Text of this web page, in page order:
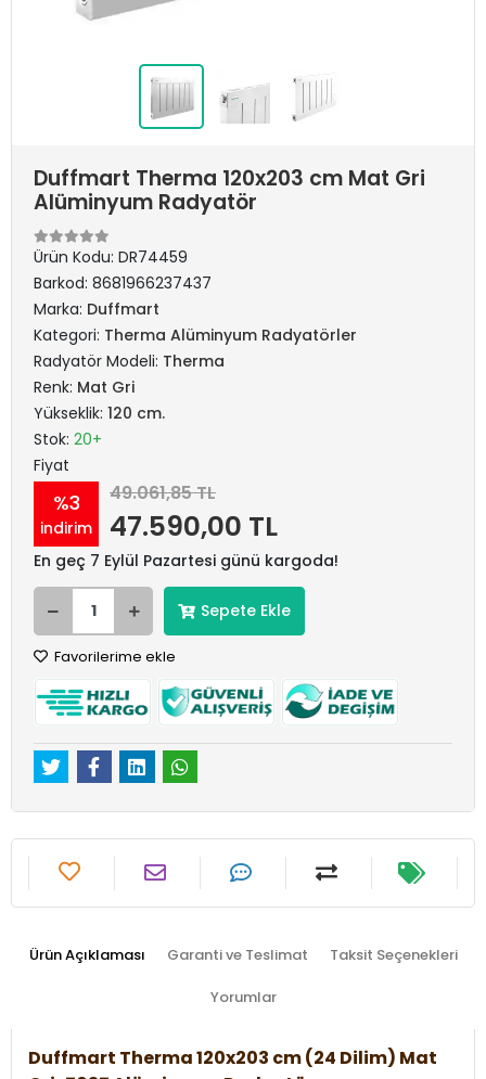
Duffmart Therma 120x203 cm Mat Gri
Alüminyum Radyatör
Ürün Kodu: DR74459
Barkod: 8681966237437
Marka: Duffmart
Kategori: Therma Alüminyum Radyatörler
Radyatör Modeli: Therma
Renk: Mat Gri
Yükseklik: 120 cm.
Stok: 20+
Fiyat
%3
indirim
49.061,85 TL
47.590,00 TL
En geç 7 Eylül Pazartesi günü kargoda!
Sepete Ekle
Favorilerime ekle
Ürün Açıklaması Garanti ve Teslimat Taksit Seçenekleri
Yorumlar
Duffmart Therma 120x203 cm (24 Dilim) Mat